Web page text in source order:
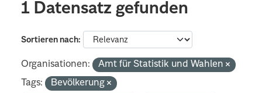
1 Datensatz gefunden
Sortieren nach
Organisationen:
Amt für Statistik und Wahlen
Tags:
Bevölkerung